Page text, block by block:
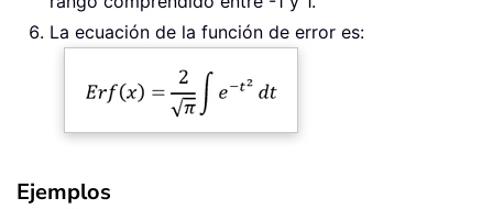
La ecuación de la función de error es:
Ejemplos